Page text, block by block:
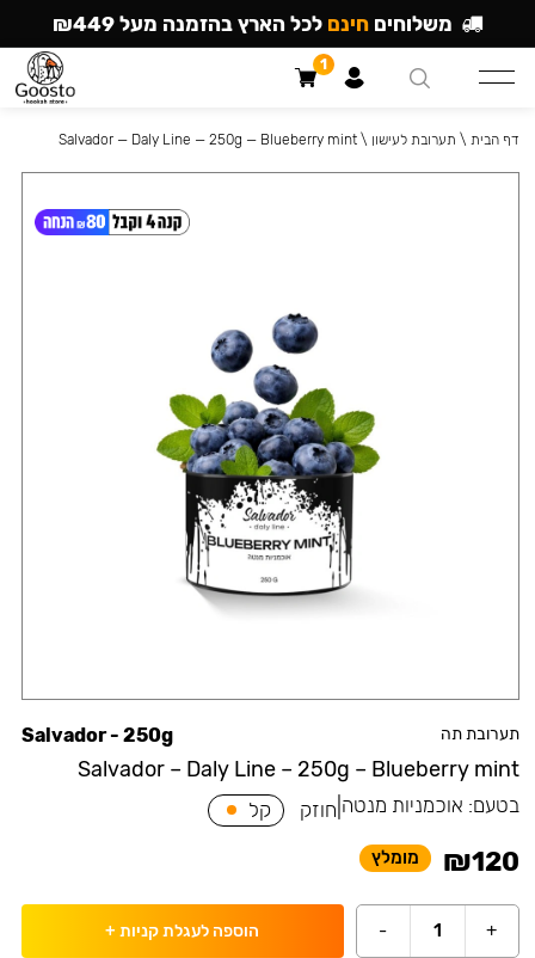
תערובת תה
Salvador – Daly Line – 250g – Blueberry mint
Salvador - 250g
בטעם: אוכמניות מנטה חוזק קל
₪120 מומלץ
+
1
- הוספה לעגלת קניות +
דף הבית \ תערובת לעישון \
Salvador — Daly Line — 250g — Blueberry mint
משלוחים חינם לכל הארץ בהזמנה מעל ₪449
1